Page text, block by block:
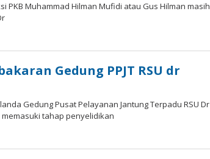
PKB Muhammad Hilman Mufidi atau Gus Hilman masih
Gedung PPJT RSU dr
Gedung Pusat Pelayanan Jantung Terpadu RSU Dr
memasuki tahap penyelidikan